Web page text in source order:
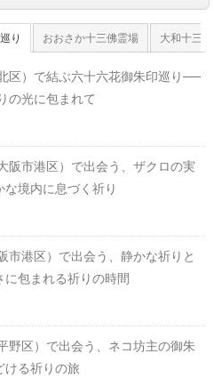
り おおさか十三佛霊場 大和十三
区）で結ぶ六十六花御朱印巡り──
の光に包まれて
阪市港区）で出会う、ザクロの実
境内に息づく祈り
市港区）で出会う、静かな祈りと
包まれる祈りの時間
野区）で出会う、ネコ坊主の御朱
ける祈りの旅